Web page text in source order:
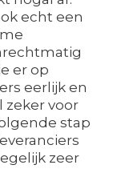
echt een
er op
eerlijk en
zeker voor
stap
zeer